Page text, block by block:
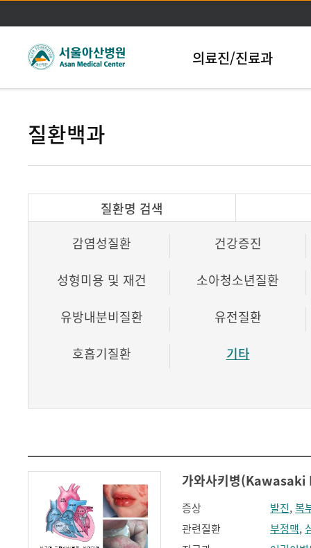
본문바로가기
의료진/진료과
질환백과
질환명 검색
감염성질환
건강증진
성형미용 및 재건
소아청소년질환
유방내분비질환
유전질환
호흡기질환
기타
가와사키병(Kawasaki
증상 발진,복
관련질환
부정맥,